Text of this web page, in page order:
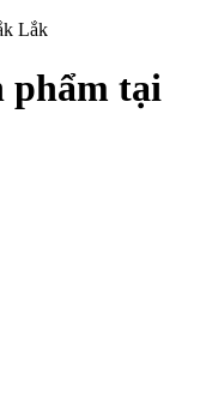
Lắk
phẩm tại